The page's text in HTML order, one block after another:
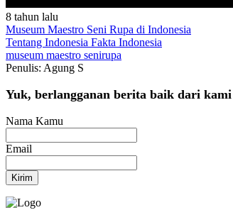
8 tahun lalu
Museum Maestro Seni Rupa di Indonesia
Tentang Indonesia Fakta Indonesia
museum maestro senirupa
Penulis: Agung S
Yuk, berlangganan berita baik dari kami
Nama Kamu
Email
Kirim